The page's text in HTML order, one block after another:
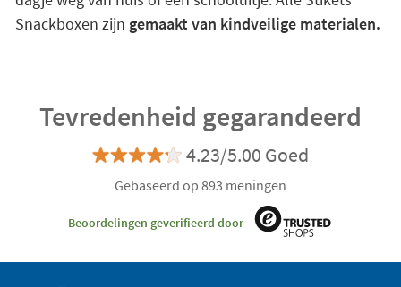
Snackboxen zijn gemaakt van kindveilige materialen.
Tevredenheid gegarandeerd
4.23/5.00 Goed
Gebaseerd op 893 meningen
Beoordelingen geverifieerd door